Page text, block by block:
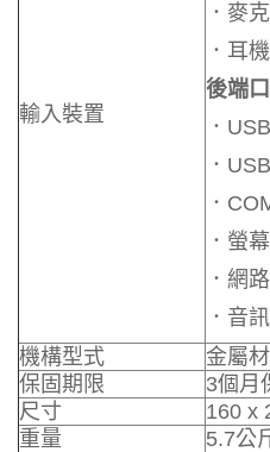
輸入裝置
．麥
．耳
後端口
．
．
．
．螢
．網
．音
機構型式
金屬
保固期限
3個月
尺寸
160 x
重量
5.7公